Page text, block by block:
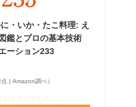
・いか・たこ料理: え
鑑とプロの基本技術
ーション233
| Amazon調べ）
ントアップ！／